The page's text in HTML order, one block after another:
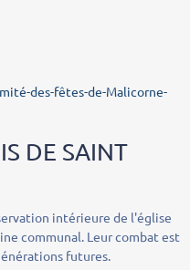
des-fêtes-de-Malicorne-
DE SAINT
intérieure de l'église
communal. Leur combat est
futures.